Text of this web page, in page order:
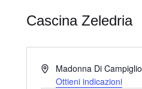
Cascina Zeledria
I
Madonna Di Campiglio
Ottieni indicazioni